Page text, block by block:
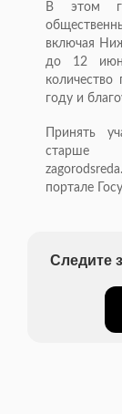
В этом
включая
до 12
количество
году и
Принять
портале
Следите